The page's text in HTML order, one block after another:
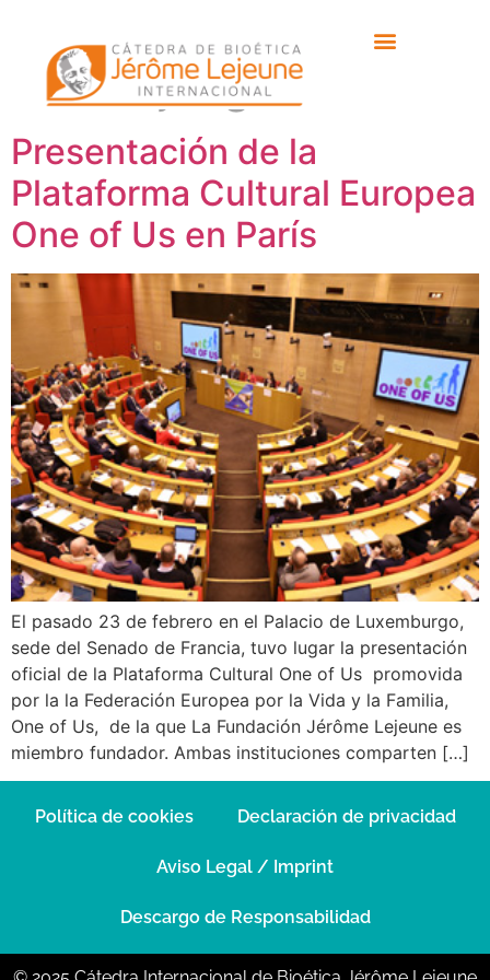
Etiqueta: Thierry de
la Villejeugue
Presentación de la
Plataforma Cultural Europea
One of Us en París
El pasado 23 de febrero en el Palacio de Luxemburgo,
sede del Senado de Francia, tuvo lugar la presentación
oficial de la Plataforma Cultural One of Us promovida
por la la Federación Europea por la Vida y la Familia,
One of Us, de la que La Fundación Jérôme Lejeune es
miembro fundador. Ambas instituciones comparten […]
Política de cookies Declaración de privacidad
Aviso Legal / Imprint
Descargo de Responsabilidad